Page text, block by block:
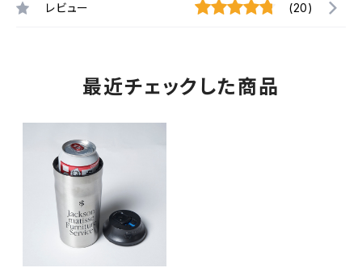
レビュー (20)
最近チェックした商品